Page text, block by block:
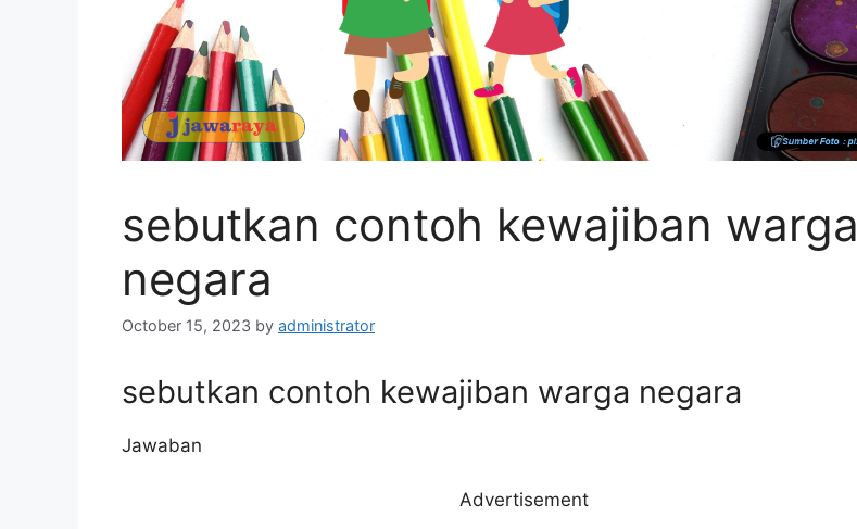
sebutkan contoh kewajiban warga
negara
October 15, 2023 by administrator
sebutkan contoh kewajiban warga negara
Jawaban
Advertisement